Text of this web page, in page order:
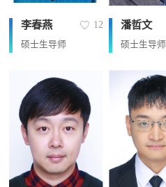
李春燕 12
硕士生导师
潘哲文
硕士生导师